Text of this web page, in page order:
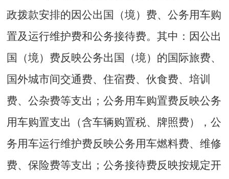
政拨款安排的因公出国（境）费、公务用车购
置及运行维护费和公务接待费。其中：因公出
国（境）费反映公务出国（境）的国际旅费、
国外城市间交通费、住宿费、伙食费、培训
费、公杂费等支出；公务用车购置费反映公务
用车购置支出（含车辆购置税、牌照费），公
务用车运行维护费反映公务用车燃料费、维修
费、保险费等支出；公务接待费反映按规定开